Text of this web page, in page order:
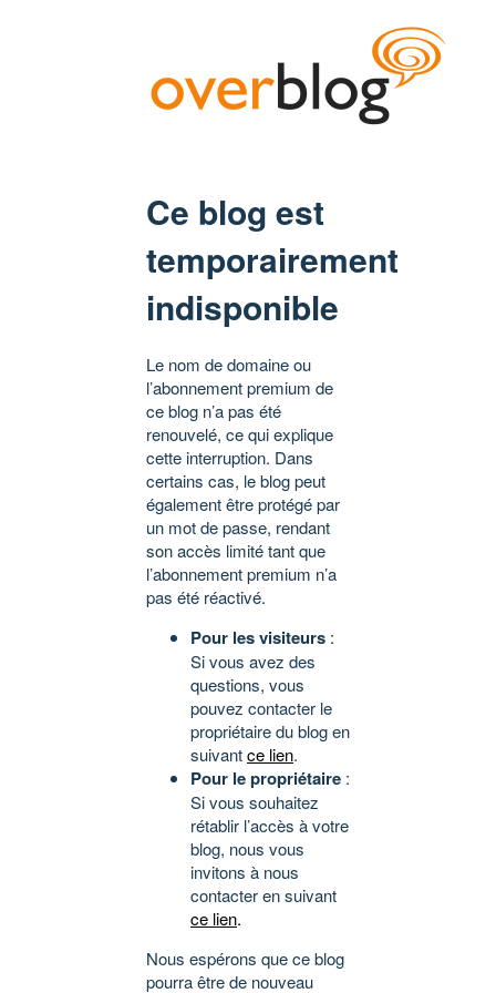
Ce blog est
temporairement
indisponible
Le nom de domaine ou
l’abonnement premium de
ce blog n’a pas été
renouvelé, ce qui explique
cette interruption. Dans
certains cas, le blog peut
également être protégé par
un mot de passe, rendant
son accès limité tant que
l’abonnement premium n’a
pas été réactivé.
Pour les visiteurs :
Si vous avez des
questions, vous
pouvez contacter le
propriétaire du blog en
suivantce lien.
Pour le propriétaire :
Si vous souhaitez
rétablir l’accès à votre
blog, nous vous
invitons à nous
contacter en suivant
ce lien.
Nous espérons que ce blog
pourra être de nouveau